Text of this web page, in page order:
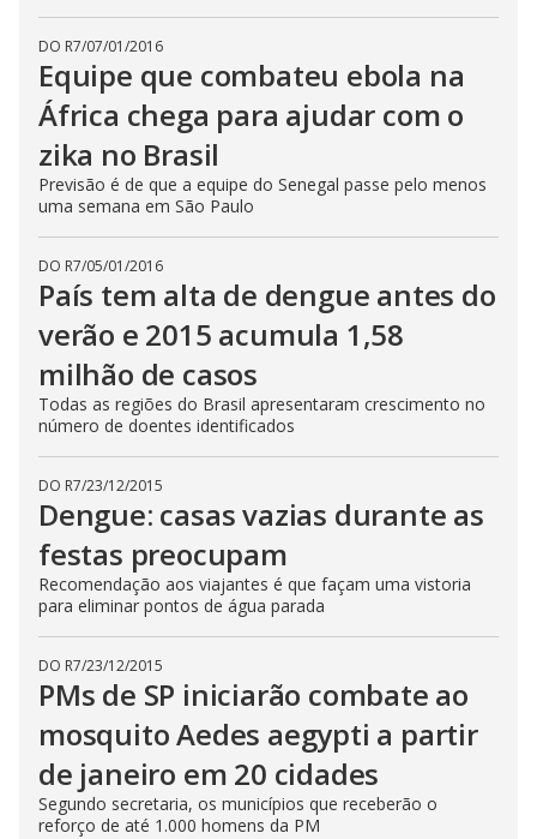
DO R7/07/01/2016
Equipe que combateu ebola na
África chega para ajudar com o
zika no Brasil
Previsão é de que a equipe do Senegal passe pelo menos
uma semana em São Paulo
DO R7/05/01/2016
País tem alta de dengue antes do
verão e 2015 acumula 1,58
milhão de casos
Todas as regiões do Brasil apresentaram crescimento no
número de doentes identificados
DO R7/23/12/2015
Dengue: casas vazias durante as
festas preocupam
Recomendação aos viajantes é que façam uma vistoria
para eliminar pontos de água parada
DO R7/23/12/2015
PMs de SP iniciarão combate ao
mosquito Aedes aegypti a partir
de janeiro em 20 cidades
Segundo secretaria, os municípios que receberão o
reforço de até 1.000 homens da PM